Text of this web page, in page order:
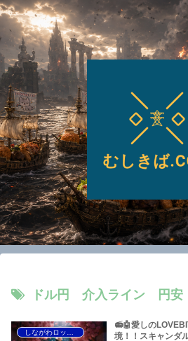
ドル円 介入ライン 円安
📻🤖愛しの
境！！スキャンダ